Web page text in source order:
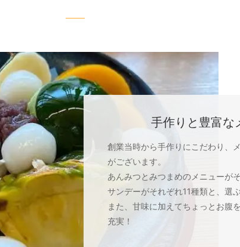
手作りと豊富な
創業当時から手作りにこだわり、
がございます。
あんみつとみつまめのメニューが
サンデーがそれぞれ11種類と、選
また、甘味に加えてちょっとお腹
充実！